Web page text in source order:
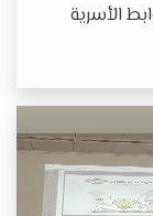
الأسرية